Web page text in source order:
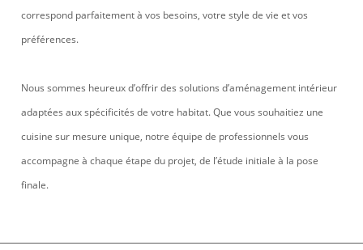
correspond parfaitement à vos besoins, votre style de vie et vos
préférences.
Nous sommes heureux d’offrir des solutions d’aménagement intérieur
adaptées aux spécificités de votre habitat. Que vous souhaitiez une
cuisine sur mesure unique, notre équipe de professionnels vous
accompagne à chaque étape du projet, de l’étude initiale à la pose
finale.